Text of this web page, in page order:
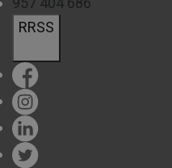
RRSS